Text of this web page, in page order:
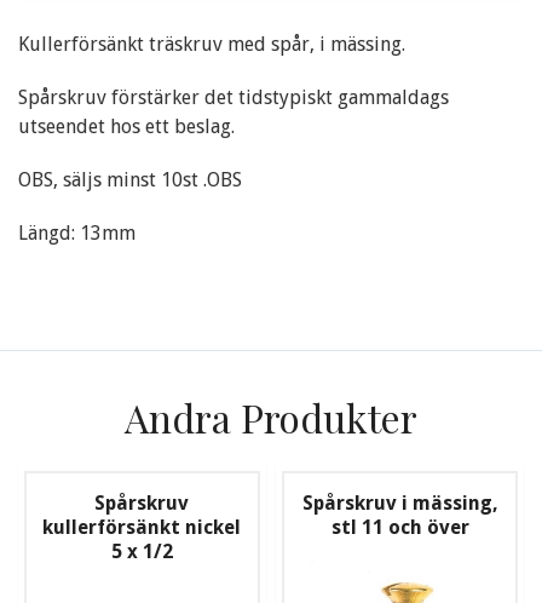
Kullerförsänkt träskruv med spår, i mässing.
Spårskruv förstärker det tidstypiskt gammaldags
utseendet hos ett beslag.
OBS, säljs minst 10st .OBS
Längd: 13mm
Andra Produkter
Spårskruv
kullerförsänkt nickel
5 x 1/2
Spårskruv i mässing,
stl 11 och över